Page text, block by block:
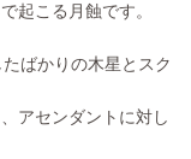
起こる月蝕です。
ばかりの木星とスク
アセンダントに対し